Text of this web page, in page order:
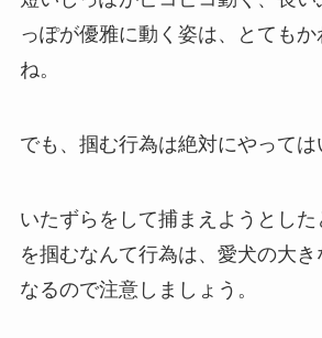
っぽが優雅に動く姿は、とてもか
ね。
でも、掴む行為は絶対にやっては
いたずらをして捕まえようとし
を掴むなんて行為は、愛犬の大き
なるので注意しましょう。